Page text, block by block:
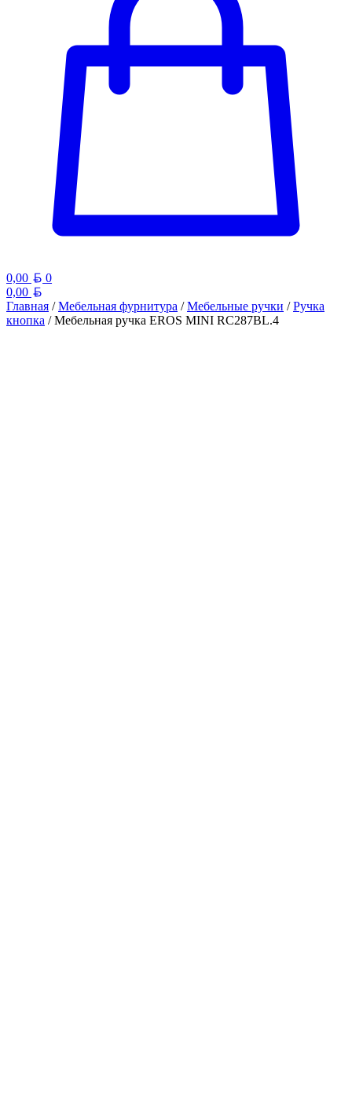
0,00 Белорусский рубль
0
0,00
Главная /Мебельная фурнитура /Мебельные ручки /Ручка
кнопка / Мебельная ручка EROS MINI RC287BL.4